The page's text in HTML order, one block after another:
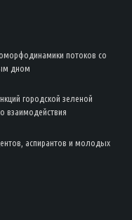
потоков со
дном
городской зеленой
взаимодействия
аспирантов и молодых